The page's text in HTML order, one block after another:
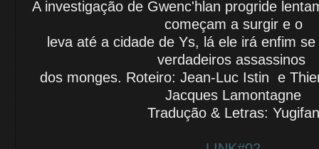
A investigação de Gwenc'hlan progride
começam a surgir e o
leva até a cidade de Ys, lá ele irá enfim se
verdadeiros assassinos
dos monges. Roteiro: Jean-Luc Istin e
Jacques Lamontagne
Tradução & Letras: Yugifan